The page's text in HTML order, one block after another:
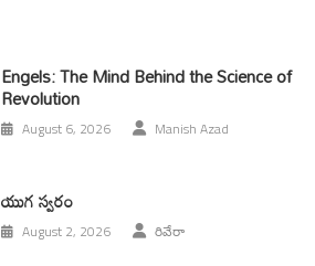
Engels: The Mind Behind the Science of
Revolution
August 6, 2026 Manish Azad
యుగ స్వ‌రం
August 2, 2026 రివేరా